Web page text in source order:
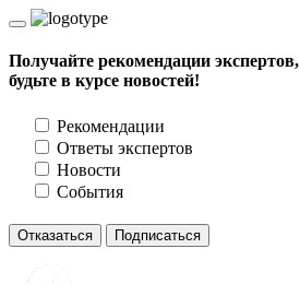
Получайте рекомендации экспертов,
будьте в курсе новостей!
Рекомендации
Ответы экспертов
Новости
События
Отказаться Подписаться